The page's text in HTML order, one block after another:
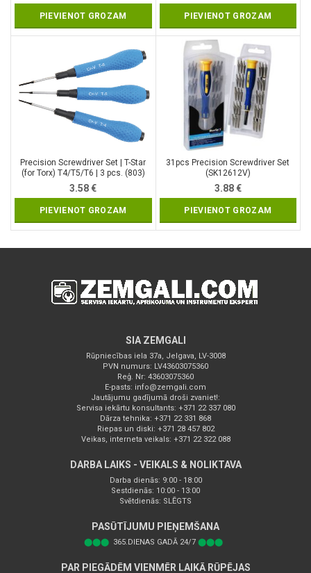
PIEVIENOT GROZAM PIEVIENOT GROZAM
Precision Screwdriver Set | T-Star
(for Torx) T4/T5/T6 | 3 pcs. (803)
3.58€
PIEVIENOT GROZAM
31pcs Precision Screwdriver Set
(SK12612V)
3.88€
PIEVIENOT GROZAM
SIA ZEMGALI
Rūpniecības iela 37a, Jelgava, LV-3008
PVN numurs: LV43603075360
Reģ. Nr: 43603075360
E-pasts: info@zemgali.com
Jautājumu gadījumā droši zvaniet!:
Servisa iekārtu konsultants: +371 22 337 080
Dārza tehnika: +371 22 331 868
Riepas un diski: +371 28 457 802
Veikas, interneta veikals: +371 22 322 088
DARBA LAIKS - VEIKALS & NOLIKTAVA
Darba dienās: 9:00 - 18:00
Sestdienās: 10:00 - 13:00
Svētdienās: SLĒGTS
PASŪTĪJUMU PIEŅEMŠANA
⬤⬤⬤ 365.DIENAS GADĀ 24/7 ⬤⬤⬤
PAR PIEGĀDĒM VIENMĒR LAIKĀ RŪPĒJAS